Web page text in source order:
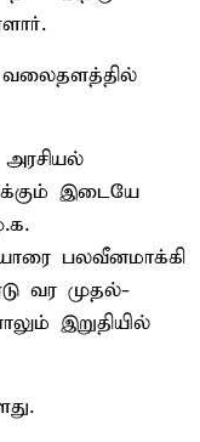
இடையே
பலவீனமாக்கி
வர முதல்-
இறுதியில்